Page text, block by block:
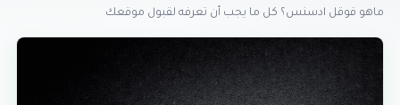
ماهو قوقل ادسنس؟ كل ما يجب أن تعرفه لقبول موقعك